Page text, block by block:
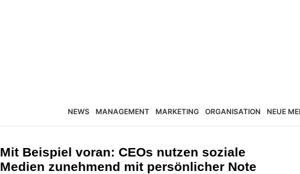
NEWS MANAGEMENT MARKETING ORGANISATION NEUE
Mit Beispiel voran: CEOs nutzen soziale
Medien zunehmend mit persönlicher Note